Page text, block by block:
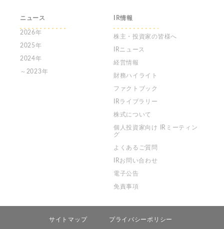
ニュース
2026年
2025年
2024年
～2023年
IR情報
株主・投資家の皆様へ
IRニュース
経営情報
財務ハイライト
ファクトブック
IRライブラリー
株式について
個人投資家向け
IRミーティン
グ
よくあるご質問
IRお問い合わせ
電子公告
免責事項
サイトマップ プライバシーポリシー